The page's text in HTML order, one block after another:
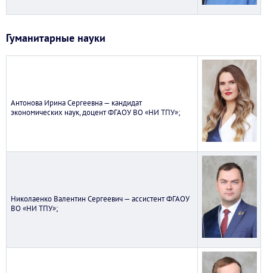
Гуманитарные науки
Антонова Ирина Сергеевна — кандидат
экономических наук, доцент ФГАОУ ВО «НИ ТПУ»;
Николаенко Валентин Сергеевич — ассистент ФГАОУ
ВО «НИ ТПУ»;